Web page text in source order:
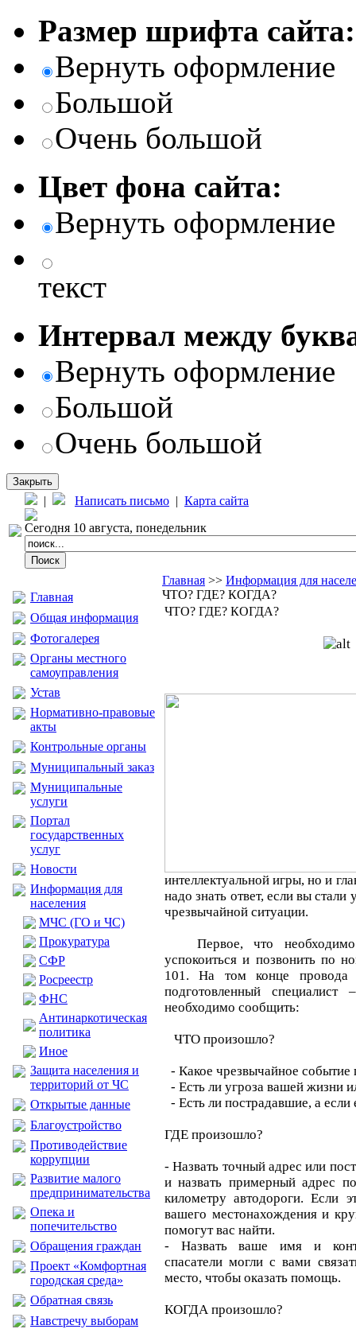
Размер шрифта сайта:
Вернуть оформление
Большой
Очень большой
Цвет фона сайта:
Вернуть оформление
текст
Интервал между
Вернуть оформление
Большой
Очень большой
Закрыть
| Написать письмо | Карта сайта
Сегодня 10 августа, понедельник
Главная
Общая информация
Фотогалерея
Органы местного
самоуправления
Устав
Нормативно-правовые
акты
Контрольные органы
Муниципальный заказ
Муниципальные
услуги
Портал
государственных
услуг
Новости
Информация для
населения
МЧС (ГО и ЧС)
Прокуратура
CФР
Росреестр
ФНС
Антинаркотическая
политика
Иное
Защита населения и
территорий от ЧС
Открытые данные
Благоустройство
Противодействие
коррупции
Развитие малого
предпринимательства
Опека и
попечительство
Обращения граждан
Проект «Комфортная
городская среда»
Обратная связь
Навстречу выборам
Главная >> Информация для
ЧТО? ГДЕ? КОГДА?
ЧТО? ГДЕ? КОГДА?
интеллектуальной игры, но и
надо знать ответ, если вы
чрезвычайной ситуации.
Первое, что необходимо
успокоиться и позвонить по
101. На том конце провода
подготовленный
необходимо сообщить:
ЧТО произошло?
- Какое чрезвычайное
- Есть ли угроза вашей жизни
- Есть ли пострадавшие, а если
ГДЕ произошло?
- Назвать точный адрес или
и назвать примерный адрес
километру автодороги. Если
вашего местонахождения и
помогут вас найти.
- Назвать ваше имя и
спасатели могли с вами
место, чтобы оказать помощь.
КОГДА произошло?